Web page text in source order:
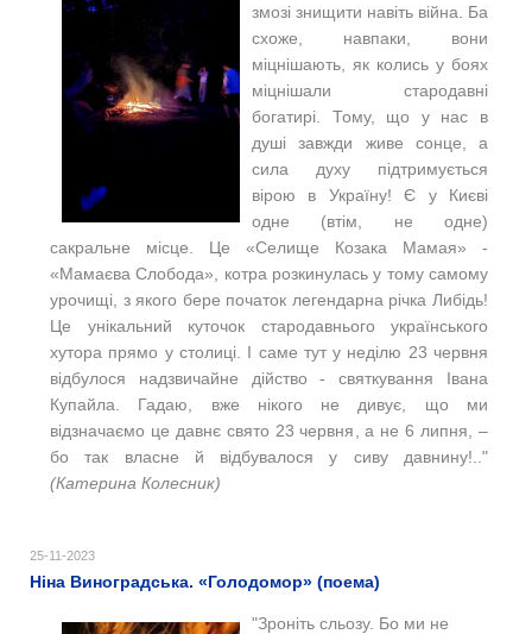
змозі знищити навіть війна. Ба
схоже, навпаки, вони
міцнішають, як колись у боях
міцнішали стародавні
богатирі. Тому, що у нас в
душі завжди живе сонце, а
сила духу підтримується
вірою в Україну! Є у Києві
одне (втім, не одне)
сакральне місце. Це «Селище Козака Мамая» -
«Мамаєва Слобода», котра розкинулась у тому самому
урочищі, з якого бере початок легендарна річка Либідь!
Це унікальний куточок стародавнього українського
хутора прямо у столиці. І саме тут у неділю 23 червня
відбулося надзвичайне дійство - святкування Івана
Купайла. Гадаю, вже нікого не дивує, що ми
відзначаємо це давнє свято 23 червня, а не 6 липня, –
бо так власне й відбувалося у сиву давнину!.."
(Катерина Колесник)
25-11-2023
Ніна Виноградська. «Голодомор» (поема)
"Зроніть сльозу. Бо ми не